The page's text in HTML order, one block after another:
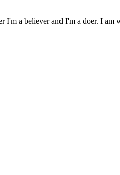
I'm a believer and I'm a doer. I